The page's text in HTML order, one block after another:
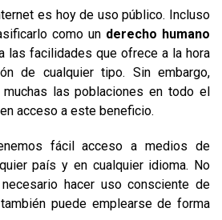
es hoy de uso público. Incluso
como un derecho humano
las facilidades que ofrece a la hora
de cualquier tipo. Sin embargo,
muchas las poblaciones en todo el
acceso a este beneficio.
fácil acceso a medios de
país y en cualquier idioma. No
hacer uso consciente de
puede emplearse de forma